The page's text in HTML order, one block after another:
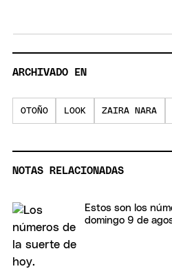
ARCHIVADO EN
OTOÑO LOOK ZAIRA NARA
NOTAS RELACIONADAS
Estos son los
domingo 9 de